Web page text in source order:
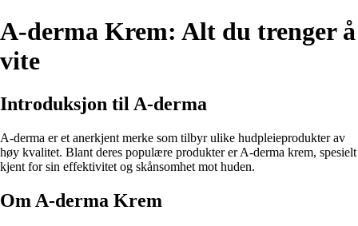
A-derma Krem: Alt du trenger å
vite
Introduksjon til A-derma
A-derma er et anerkjent merke som tilbyr ulike hudpleieprodukter av
høy kvalitet. Blant deres populære produkter er A-derma krem, spesielt
kjent for sin effektivitet og skånsomhet mot huden.
Om A-derma Krem